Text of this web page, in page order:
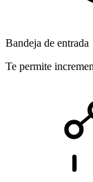
Bandeja de entrada
Te permite